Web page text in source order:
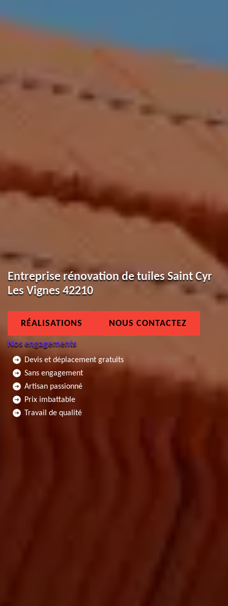
Entreprise rénovation de tuiles Saint Cyr
Les Vignes 42210
RÉALISATIONS NOUS CONTACTEZ
Nos engagements
Devis et déplacement gratuits
Sans engagement
Artisan passionné
Prix imbattable
Travail de qualité